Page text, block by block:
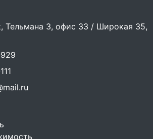
Тельмана 3, офис 33 / Широкая 35,